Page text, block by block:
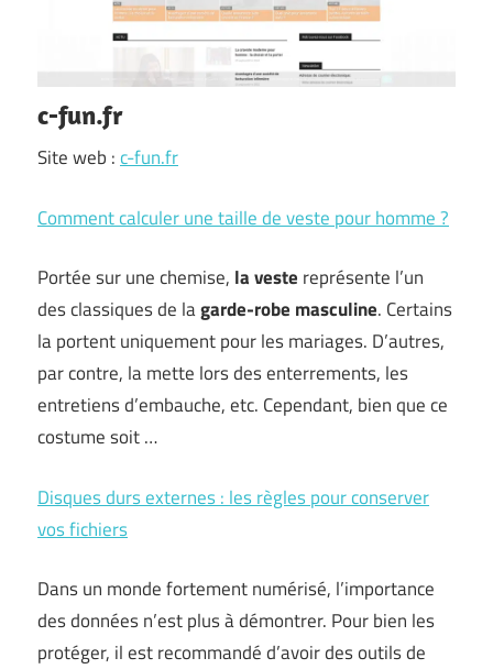
c-fun.fr
Site web :c-fun.fr
Comment calculer une taille de veste pour homme ?
Portée sur une chemise, la veste représente l’un
des classiques de lagarde-robe masculine. Certains
la portent uniquement pour les mariages. D’autres,
par contre, la mette lors des enterrements, les
entretiens d’embauche, etc. Cependant, bien que ce
costume soit …
Disques durs externes : les règles pour conserver
vos fichiers
Dans un monde fortement numérisé, l’importance
des données n’est plus à démontrer. Pour bien les
protéger, il est recommandé d’avoir des outils de